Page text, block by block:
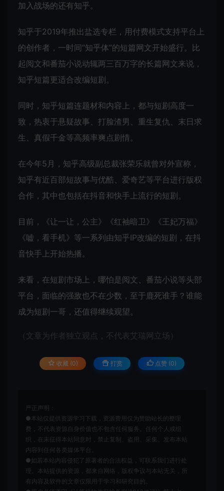
加入战场的还有知乎。
知乎于2019年推出盐选专栏，用付费模式支持平台上
的创作者，一时间“知乎体”的短篇网文开始盛行。比
起阅文和番茄小说动辄两三百万字的长篇网文来说，
知乎短篇更适合改编短剧。
同时，知乎短篇连题材和内容上，都与短剧高度一
致，热衷于悬疑故事、打脸渣男、重生复仇、末日求
生、真假千金等高频率爽点剧情。
在今年5月，知乎高级副总裁张荣乐就曾对外宣称，
知乎有近百部短故事与优酷、爱奇艺等平台进行版权
合作，其中也包括在抖音和快手上流行的短剧。
目前，《让一让，公主》《红袖暗卫》《王妃万福》
《嘘，看手机》等一系列由知乎IP改编的短剧，在抖
音快手上开始热播。
来看，在短剧市场上，哪怕是阅文、番茄小说等头部
平台，面临的强敌也不在少数，至于鹿死谁手？谁能
成为短剧一哥，还值得继续观望。
（文章为作者独立观点，不代表艾瑞网立场）
收藏 (0) 打赏 点赞 (0)
严正声明：
●本站仅提供资源学习下载，资源费用仅为赞助站长的整理
费，不代表资源自身价值也不包含任何服务。任何个人或组
织，在未征得本站同意时，禁止复制、盗用、采集、发布本站
内容到任何各类媒体平台。
●如若本站内容侵犯了原著者的合法权益，可联系我们进行处
理。本站提供的资源，都来自网络，版权争议与本站无关，所
有内容及软件的文章仅限用于学习和研究目的。